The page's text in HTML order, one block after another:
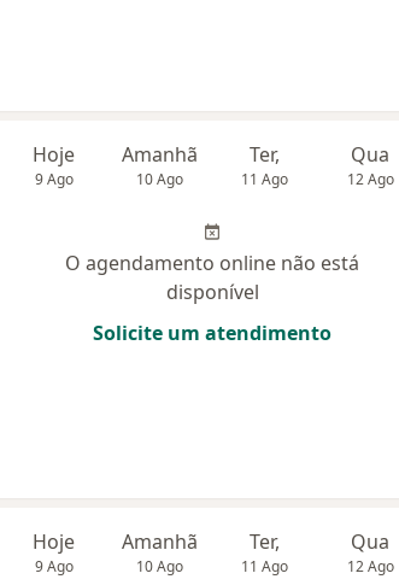
Hoje
9 Ago
Amanhã
10 Ago
Ter,
11 Ago
Qua
12 Ago
O agendamento online não está
disponível
Solicite um atendimento
Hoje
9 Ago
Amanhã
10 Ago
Ter,
11 Ago
Qua
12 Ago